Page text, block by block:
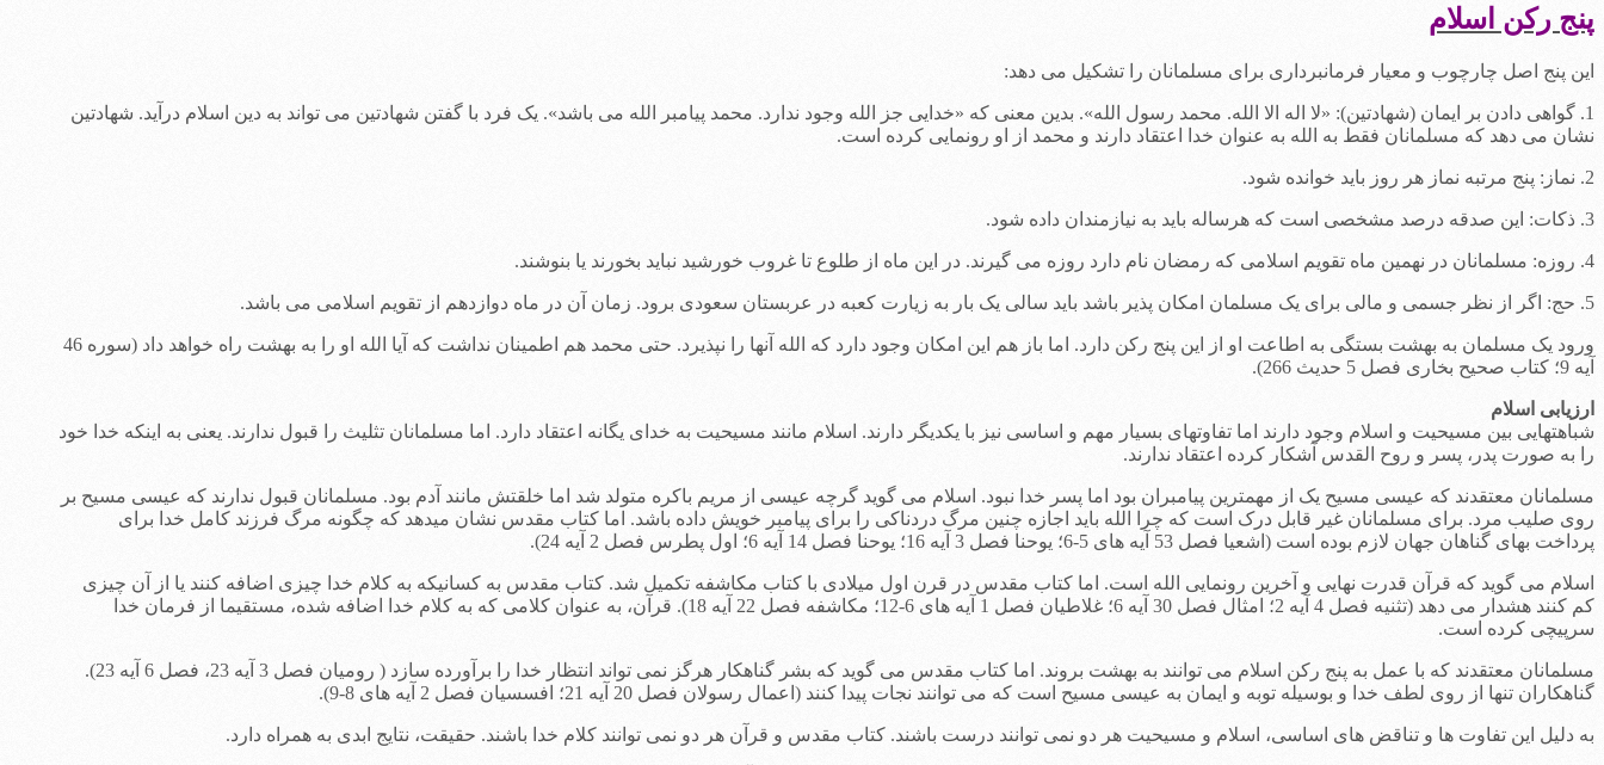
پنج رکن اسلام
این پنج اصل چارچوب و معیار فرمانبرداری برای مسلمانان را تشکیل می دهد:
1. گواهی دادن بر ایمان (شهادتین): «لا اله الا الله. محمد رسول الله». بدین معنی که «خدایی جز الله وجود ندارد. محمد پیامبر الله می باشد». یک فرد با گفتن شهادتین می تواند به دین اسلام درآید. شهادتین
نشان می دهد که مسلمانان فقط به الله به عنوان خدا اعتقاد دارند و محمد از او رونمایی کرده است.
2. نماز: پنج مرتبه نماز هر روز باید خوانده شود.
3. ذکات: این صدقه درصد مشخصی است که هرساله باید به نیازمندان داده شود.
4. روزه: مسلمانان در نهمین ماه تقویم اسلامی که رمضان نام دارد روزه می گیرند. در این ماه از طلوع تا غروب خورشید نباید بخورند یا بنوشند.
5. حج: اگر از نظر جسمی و مالی برای یک مسلمان امکان پذیر باشد باید سالی یک بار به زیارت کعبه در عربستان سعودی برود. زمان آن در ماه دوازدهم از تقویم اسلامی می باشد.
ورود یک مسلمان به بهشت بستگی به اطاعت او از این پنج رکن دارد. اما باز هم این امکان وجود دارد که الله آنها را نپذیرد. حتی محمد هم اطمینان نداشت که آیا الله او را به بهشت راه خواهد داد (سوره 46
آیه 9؛ کتاب صحیح بخاری فصل 5 حدیث 266).
ارزیابی اسلام
شباهتهایی بین مسیحیت و اسلام وجود دارند اما تفاوتهای بسیار مهم و اساسی نیز با یکدیگر دارند. اسلام مانند مسیحیت به خدای یگانه اعتقاد دارد. اما مسلمانان تثلیث را قبول ندارند. یعنی به اینکه خدا خود
را به صورت پدر، پسر و روح القدس آشکار کرده اعتقاد ندارند.
مسلمانان معتقدند که عیسی مسیح یک از مهمترین پیامبران بود اما پسر خدا نبود. اسلام می گوید گرچه عیسی از مریم باکره متولد شد اما خلقتش مانند آدم بود. مسلمانان قبول ندارند که عیسی مسیح بر
روی صلیب مرد. برای مسلمانان غیر قابل درک است که چرا الله باید اجازه چنین مرگ دردناکی را برای پیامبر خویش داده باشد. اما کتاب مقدس نشان میدهد که چگونه مرگ فرزند کامل خدا برای
پرداخت بهای گناهان جهان لازم بوده است (اشعیا فصل 53 آیه های 5-6؛ یوحنا فصل 3 آیه 16؛ یوحنا فصل 14 آیه 6؛ اول پطرس فصل 2 آیه 24).
اسلام می گوید که قرآن قدرت نهایی و آخرین رونمایی الله است. اما کتاب مقدس در قرن اول میلادی با کتاب مکاشفه تکمیل شد. کتاب مقدس به کسانیکه به کلام خدا چیزی اضافه کنند یا از آن چیزی
کم کنند هشدار می دهد (تثنیه فصل 4 آیه 2؛ امثال فصل 30 آیه 6؛ غلاطیان فصل 1 آیه های 6-12؛ مکاشفه فصل 22 آیه 18). قرآن، به عنوان کلامی که به کلام خدا اضافه شده، مستقیما از فرمان خدا
سرپیچی کرده است.
مسلمانان معتقدند که با عمل به پنج رکن اسلام می توانند به بهشت بروند. اما کتاب مقدس می گوید که بشر گناهکار هرگز نمی تواند انتظار خدا را برآورده سازد ( رومیان فصل 3 آیه 23، فصل 6 آیه 23).
گناهکاران تنها از روی لطف خدا و بوسیله توبه و ایمان به عیسی مسیح است که می توانند نجات پیدا کنند (اعمال رسولان فصل 20 آیه 21؛ افسسیان فصل 2 آیه های 8-9).
به دلیل این تفاوت ها و تناقض های اساسی، اسلام و مسیحیت هر دو نمی توانند درست باشند. کتاب مقدس و قرآن هر دو نمی توانند کلام خدا باشند. حقیقت، نتایج ابدی به همراه دارد.